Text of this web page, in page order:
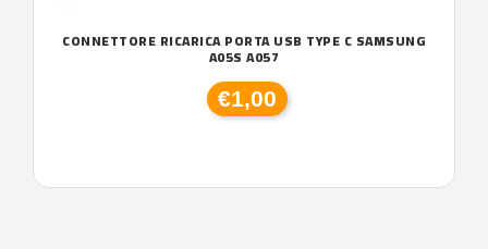
CONNETTORE RICARICA PORTA USB TYPE C SAMSUNG
A05S A057
€1,00